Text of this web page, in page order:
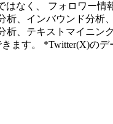
はなく、 フォロワー
、インバウンド分
、テキストマイニ
ます。 *Twitter(X)のデ